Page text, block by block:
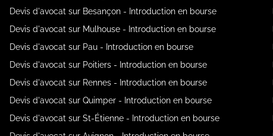
Devis d'avocat sur Besançon - Introduction en bourse
Devis d'avocat sur Mulhouse - Introduction en bourse
Devis d'avocat sur Pau - Introduction en bourse
Devis d'avocat sur Poitiers - Introduction en bourse
Devis d'avocat sur Rennes - Introduction en bourse
Devis d'avocat sur Quimper - Introduction en bourse
Devis d'avocat sur St-Étienne - Introduction en bourse